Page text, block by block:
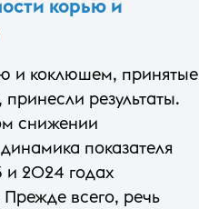
корью и
и коклюшем, принятые
результаты.
снижении
показателя
и 2024 годах
всего, речь